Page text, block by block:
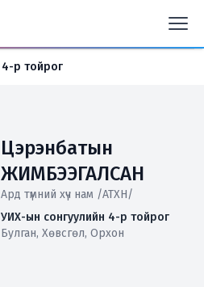
4-р тойрог
Цэрэнбатын
ЖИМБЭЭГАЛСАН
Ард түмний хүч нам /АТХН/
УИХ-ын сонгуулийн 4-р тойрог
Булган, Хөвсгөл, Орхон